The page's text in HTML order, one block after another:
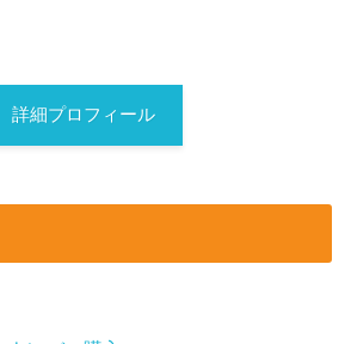
詳細プロフィール